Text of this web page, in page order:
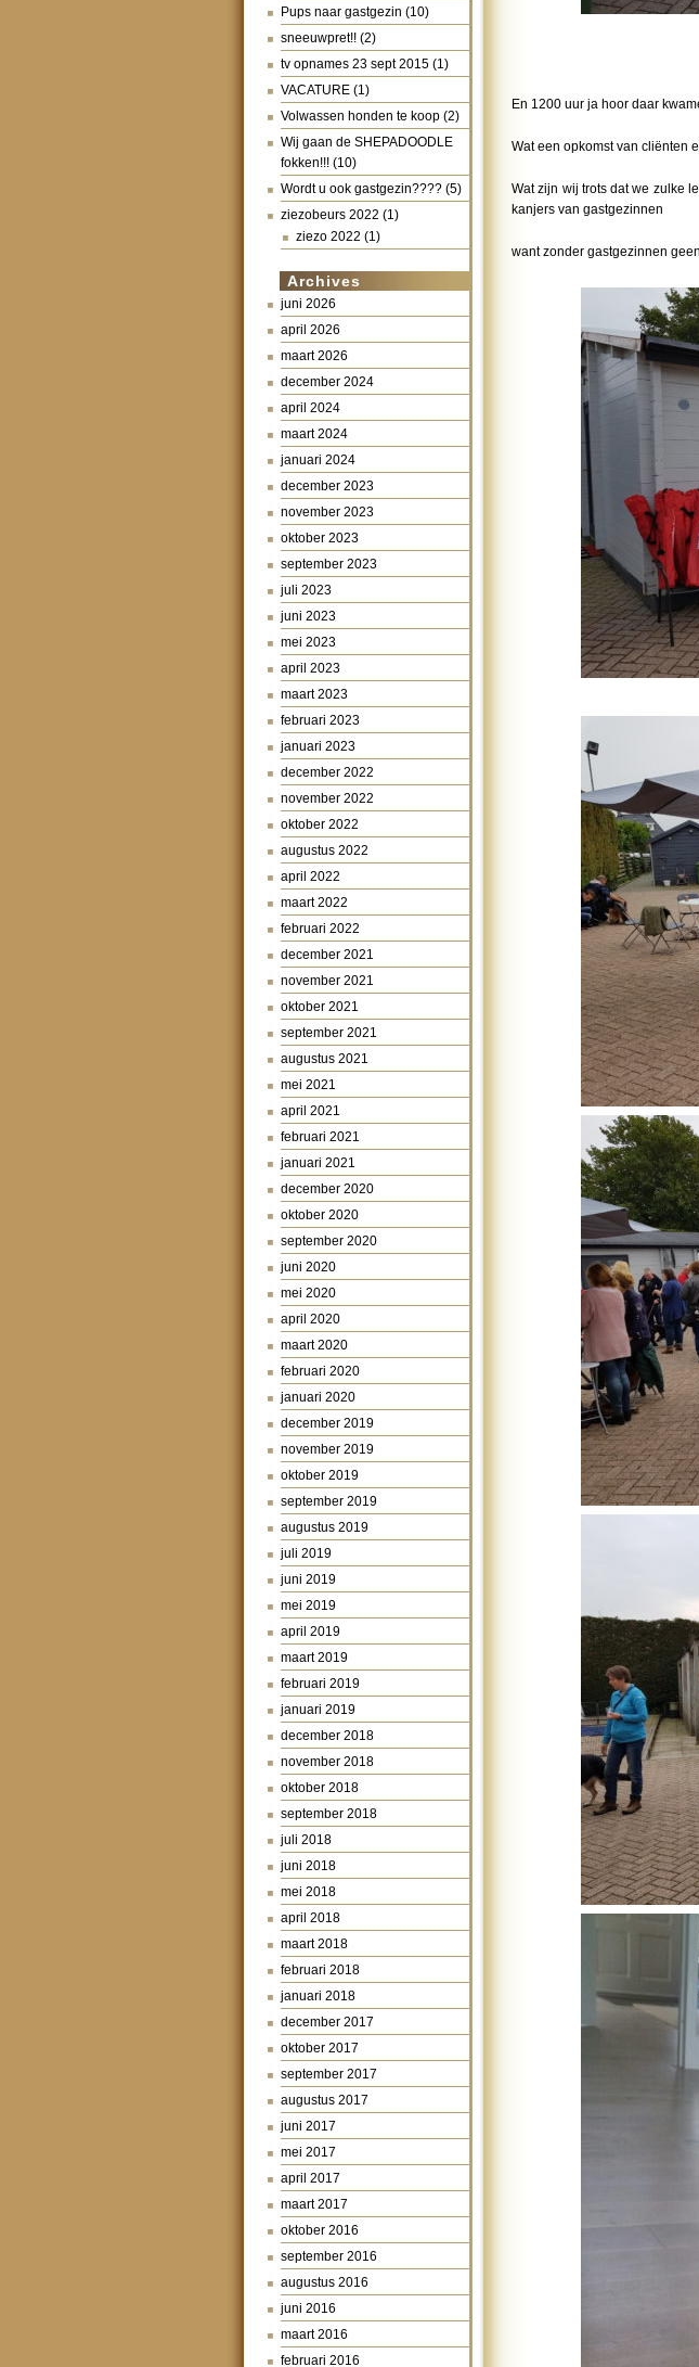
Pups naar gastgezin (10)
sneeuwpret!! (2)
tv opnames 23 sept 2015 (1)
VACATURE (1)
Volwassen honden te koop (2)
Wij gaan de SHEPADOODLE
fokken!!! (10)
Wordt u ook gastgezin???? (5)
ziezobeurs 2022 (1)
ziezo 2022 (1)
Archives
juni 2026
april 2026
maart 2026
december 2024
april 2024
maart 2024
januari 2024
december 2023
november 2023
oktober 2023
september 2023
juli 2023
juni 2023
mei 2023
april 2023
maart 2023
februari 2023
januari 2023
december 2022
november 2022
oktober 2022
augustus 2022
april 2022
maart 2022
februari 2022
december 2021
november 2021
oktober 2021
september 2021
augustus 2021
mei 2021
april 2021
februari 2021
januari 2021
december 2020
oktober 2020
september 2020
juni 2020
mei 2020
april 2020
maart 2020
februari 2020
januari 2020
december 2019
november 2019
oktober 2019
september 2019
augustus 2019
juli 2019
juni 2019
mei 2019
april 2019
maart 2019
februari 2019
januari 2019
december 2018
november 2018
oktober 2018
september 2018
juli 2018
juni 2018
mei 2018
april 2018
maart 2018
februari 2018
januari 2018
december 2017
oktober 2017
september 2017
augustus 2017
juni 2017
mei 2017
april 2017
maart 2017
oktober 2016
september 2016
augustus 2016
juni 2016
maart 2016
februari 2016
En 1200 uur ja hoor daar
Wat een opkomst van cliënten
Wat zijn wij trots dat we zulke
kanjers van gastgezinnen
want zonder gastgezinnen